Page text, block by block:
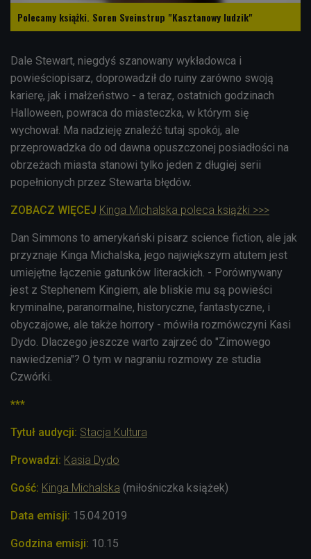
Polecamy książki. Soren Sveinstrup "Kasztanowy ludzik"
Dale Stewart, niegdyś szanowany wykładowca i
powieściopisarz, doprowadził do ruiny zarówno swoją
karierę, jak i małżeństwo - a teraz, ostatnich godzinach
Halloween, powraca do miasteczka, w którym się
wychował. Ma nadzieję znaleźć tutaj spokój, ale
przeprowadzka do od dawna opuszczonej posiadłości na
obrzeżach miasta stanowi tylko jeden z długiej serii
popełnionych przez Stewarta błędów.
ZOBACZ WIĘCEJ Kinga Michalska poleca książki >>>
Dan Simmons to amerykański pisarz science fiction, ale jak
przyznaje Kinga Michalska, jego największym atutem jest
umiejętne łączenie gatunków literackich. - Porównywany
jest z Stephenem Kingiem, ale bliskie mu są powieści
kryminalne, paranormalne, historyczne, fantastyczne, i
obyczajowe, ale także horrory - mówiła rozmówczyni Kasi
Dydo. Dlaczego jeszcze warto zajrzeć do "Zimowego
nawiedzenia"? O tym w nagraniu rozmowy ze studia
Czwórki.
***
Tytuł audycji: Stacja Kultura
Prowadzi: Kasia Dydo
Gość: Kinga Michalska (miłośniczka książek)
Data emisji: 15 .04.2019
Godzina emisji: 10.15